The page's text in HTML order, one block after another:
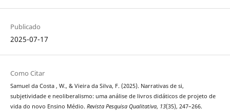
Publicado
2025-07-17
Como Citar
Samuel da Costa , W., & Vieira da Silva, F. (2025). Narrativas de si,
subjetividade e neoliberalismo: uma análise de livros didáticos de projeto de
vida do novo Ensino Médio. Revista Pesquisa Qualitativa, 13(35), 247–266.